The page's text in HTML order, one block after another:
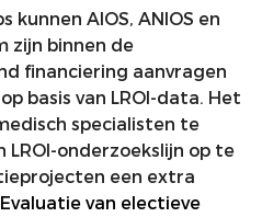
kunnen AIOS, ANIOS en
zijn binnen de
financiering aanvragen
basis van LROI-data. Het
specialisten te
onderzoekslijn op te
een extra
van electieve